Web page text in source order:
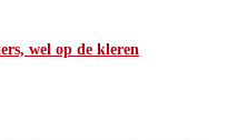
wel op de kleren